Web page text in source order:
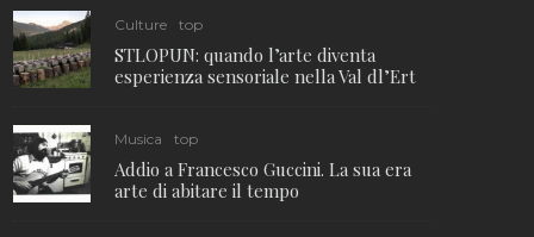
Culture top
STLOPUN: quando l’arte diventa
esperienza sensoriale nella Val dl’Ert
Musica top
Addio a Francesco Guccini. La sua era
arte di abitare il tempo